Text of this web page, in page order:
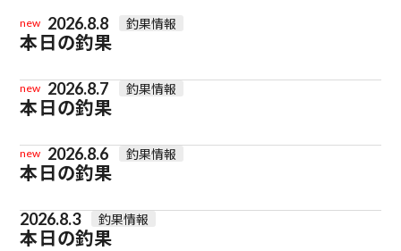
new 2026.8.8 釣果情報
本日の釣果
new 2026.8.7 釣果情報
本日の釣果
new 2026.8.6 釣果情報
本日の釣果
2026.8.3 釣果情報
本日の釣果